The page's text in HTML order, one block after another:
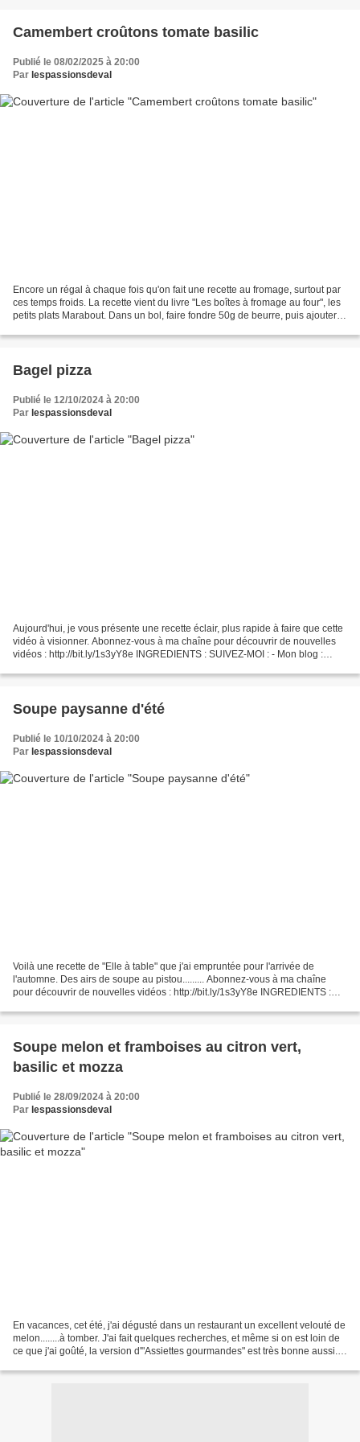
Camembert croûtons tomate basilic
Publié le 08/02/2025 à 20:00
Par lespassionsdeval
Encore un régal à chaque fois qu'on fait une recette au fromage, surtout par
ces temps froids. La recette vient du livre "Les boîtes à fromage au four", les
petits plats Marabout. Dans un bol, faire fondre 50g de beurre, puis ajouter
Bagel pizza
Publié le 12/10/2024 à 20:00
Par lespassionsdeval
Aujourd'hui, je vous présente une recette éclair, plus rapide à faire que cette
vidéo à visionner. Abonnez-vous à ma chaîne pour découvrir de nouvelles
vidéos : http://bit.ly/1s3yY8e INGREDIENTS : SUIVEZ-MOI : - Mon blog :
Soupe paysanne d'été
Publié le 10/10/2024 à 20:00
Par lespassionsdeval
Voilà une recette de "Elle à table" que j'ai empruntée pour l'arrivée de
l'automne. Des airs de soupe au pistou......... Abonnez-vous à ma chaîne
pour découvrir de nouvelles vidéos : http://bit.ly/1s3yY8e INGREDIENTS :
Soupe melon et framboises au citron vert,
basilic et mozza
Publié le 28/09/2024 à 20:00
Par lespassionsdeval
En vacances, cet été, j'ai dégusté dans un restaurant un excellent velouté de
melon........à tomber. J'ai fait quelques recherches, et même si on est loin de
ce que j'ai goûté, la version d'"Assiettes gourmandes" est très bonne aussi.